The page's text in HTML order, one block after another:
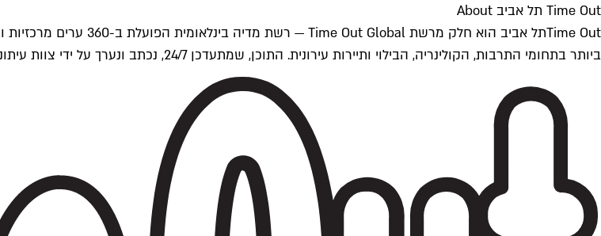
Time Out תל אביב About
ביותר בתחומי התרבות, הקולינריה, הבילוי ותיירות עירונית. התוכן, שמתעדכן 24/7, נכתב ונערך על ידי צוות עיתונאים מקצועי מקומי בישראל, בהתאם לסטנדרטים של Time Out העולמית.